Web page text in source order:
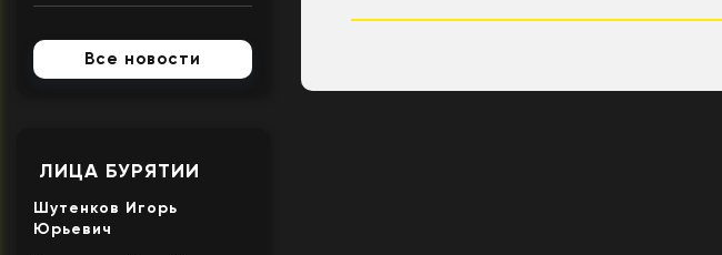
Все новости
ЛИЦА БУРЯТИИ
Шутенков Игорь
Юрьевич